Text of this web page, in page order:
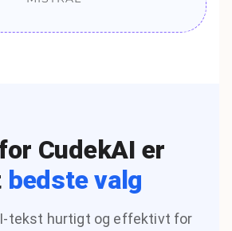
CudekAI er
bedste valg
tekst hurtigt og effektivt for